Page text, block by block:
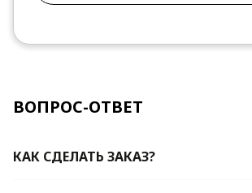
ВОПРОС-ОТВЕТ
КАК СДЕЛАТЬ ЗАКАЗ?